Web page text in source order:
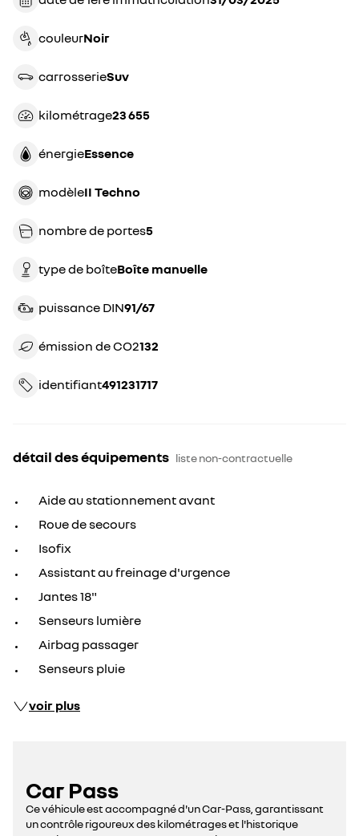
couleur noir
carrosserie suv
kilométrage 23 655
énergie essence
modèle II Techno
nombre de portes5
type de boîte boîte manuelle
puissance DIN 91/67
émission de CO2 132
identifiant 491231717
détail des équipements liste non-contractuelle
Aide au stationnement avant
Roue de secours
Isofix
Assistant au freinage d'urgence
Jantes 18"
Senseurs lumière
Airbag passager
Senseurs pluie
voir plus
Car Pass
Ce véhicule est accompagné d'un Car-Pass, garantissant
un contrôle rigoureux des kilométrages et l'historique